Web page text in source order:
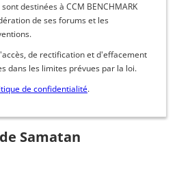
destinées à CCM BENCHMARK
de ses forums et les
de rectification et d'effacement
dans les limites prévues par la loi.
de confidentialité.
Samatan